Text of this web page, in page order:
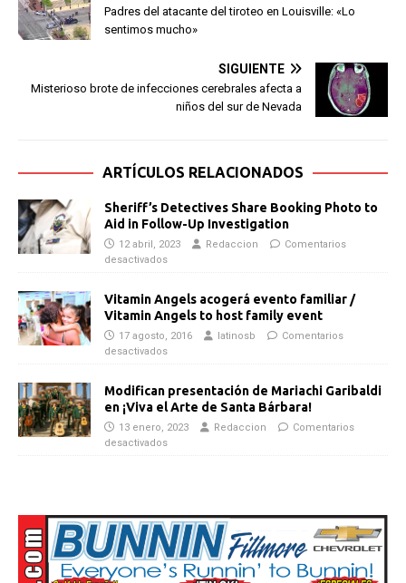
Padres del atacante del tiroteo en Louisville: «Lo
sentimos mucho»
SIGUIENTE
Misterioso brote de infecciones cerebrales afecta a
niños del sur de Nevada
ARTÍCULOS RELACIONADOS
Sheriff’s Detectives Share Booking Photo to
Aid in Follow-Up Investigation
12 abril, 2023 Redaccion
Comentarios
desactivados
Vitamin Angels acogerá evento familiar /
Vitamin Angels to host family event
17 agosto, 2016 latinosb
Comentarios
desactivados
Modifican presentación de Mariachi Garibaldi
en ¡Viva el Arte de Santa Bárbara!
13 enero, 2023 Redaccion
Comentarios
desactivados